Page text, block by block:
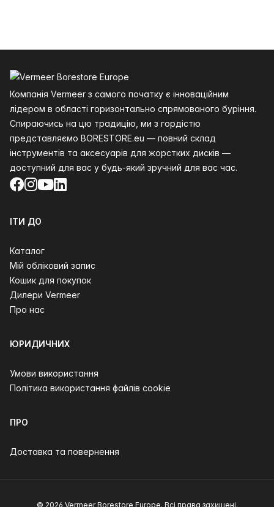
Компанія Vermeer з самого початку є інноваційним
лідером в області горизонтально спрямованого буріння.
Спираючись на цю традицію, ми з гордістю
представляємо BORESTORE.eu — повний склад
інструментів та аксесуарів для жорстких дисків —
доступний для вас у будь-який зручний для вас час.
Facebook
Instagram
YouTube
LinkedIn
ІТИ ДО
Каталог
Мій обліковий запис
Кошик для покупок
Дилери Vermeer
Про нас
ЮРИДИЧНИХ
Умови використання
Політика використання файлів cookie
ПРО
Доставка та повернення
© 2026 Vermeer Borestore Europe. Всі права захищені.